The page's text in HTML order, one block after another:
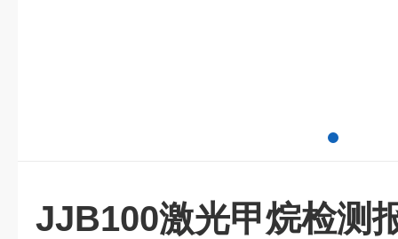
JJB100激光甲烷检测